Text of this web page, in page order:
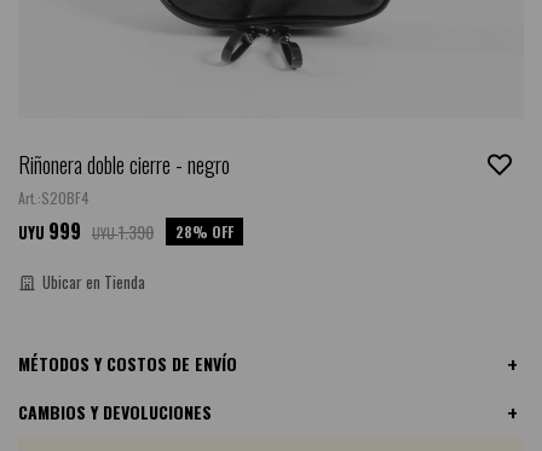
Riñonera doble cierre - negro
S20BF4
UYU 999 UYU1.390 28
Ubicar en Tienda
MÉTODOS Y COSTOS DE ENVÍO
CAMBIOS Y DEVOLUCIONES